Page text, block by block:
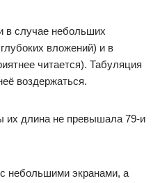
в случае небольших
вложений) и в
читается). Табуляция
воздержаться.
их длина не превышала 79-и
небольшими экранами, а